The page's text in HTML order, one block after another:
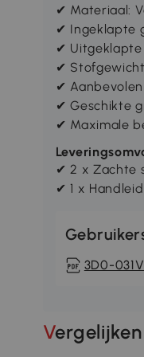
✔ Materiaal:
✔ Ingeklapte
✔ Uitgeklapte
✔
✔
✔ Geschikte
✔ Maximale
✔ 2 x Zachte
✔ 1 x
3D0-